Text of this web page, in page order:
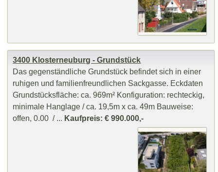
3400 Klosterneuburg - Grundstück
Das gegenständliche Grundstück befindet sich in einer
ruhigen und familienfreundlichen Sackgasse. Eckdaten
Grundstücksfläche: ca. 969m² Konfiguration: rechteckig,
minimale Hanglage / ca. 19,5m x ca. 49m Bauweise:
offen, 0.00 / ... Kaufpreis: € 990.000,-